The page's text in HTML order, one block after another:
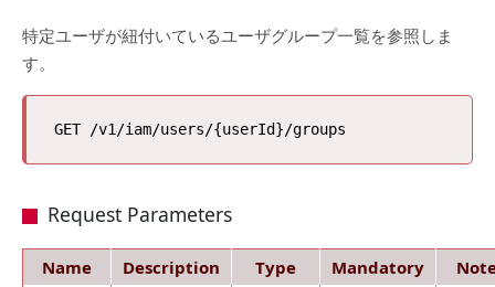
特定ユーザが紐付いているユーザグループ一覧を参照しま
す。
Request Parameters
Name Description Type Mandatory